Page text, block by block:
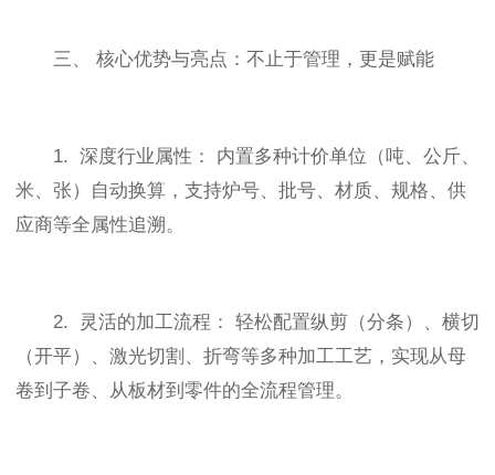
三、 核心优势与亮点：不止于管理，更是赋能
1. 深度行业属性： 内置多种计价单位（吨、公斤、
米、张）自动换算，支持炉号、批号、材质、规格、供
应商等全属性追溯。
2. 灵活的加工流程： 轻松配置纵剪（分条）、横切
（开平）、激光切割、折弯等多种加工工艺，实现从母
卷到子卷、从板材到零件的全流程管理。